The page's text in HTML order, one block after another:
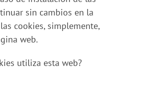
sin cambios en la
cookies, simplemente,
web.
utiliza esta web?